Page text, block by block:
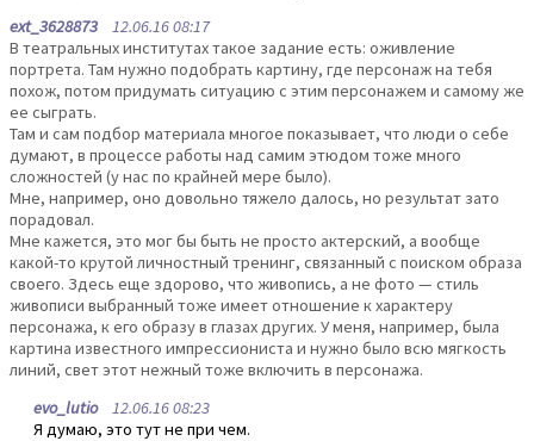
ext_3628873 12.06.16 08:17
В театральных институтах такое задание есть: оживление
портрета. Там нужно подобрать картину, где персонаж на тебя
похож, потом придумать ситуацию с этим персонажем и самому же
ее сыграть.
Там и сам подбор материала многое показывает, что люди о себе
думают, в процессе работы над самим этюдом тоже много
сложностей (у нас по крайней мере было).
Мне, например, оно довольно тяжело далось, но результат зато
порадовал.
Мне кажется, это мог бы быть не просто актерский, а вообще
какой-то крутой личностный тренинг, связанный с поиском образа
своего. Здесь еще здорово, что живопись, а не фото — стиль
живописи выбранный тоже имеет отношение к характеру
персонажа, к его образу в глазах других. У меня, например, была
картина известного импрессиониста и нужно было всю мягкость
линий, свет этот нежный тоже включить в персонажа.
evo_lutio12.06.16 08:23
Я думаю, это тут не при чем.